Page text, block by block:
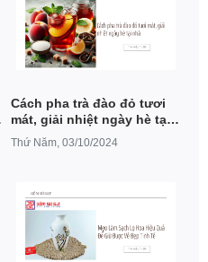
Cách pha trà đào đỏ tươi
mát, giải nhiệt ngày hè tại
nhà
Thứ Năm, 03/10/2024